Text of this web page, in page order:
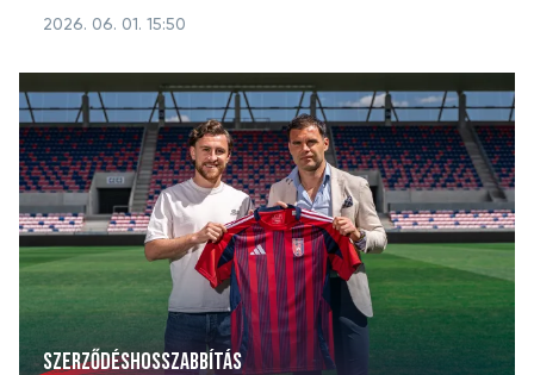
2026. 06. 01. 15:50
SZERZŐDÉSHOSSZABBÍTÁS